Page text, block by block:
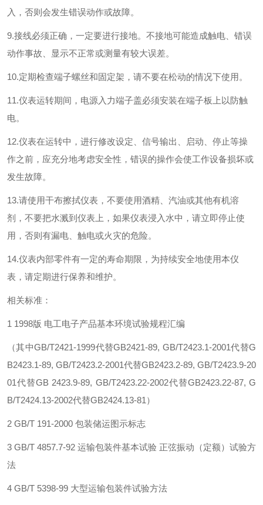
入，否则会发生错误动作或故障。
9.接线必须正确，一定要进行接地。不接地可能造成触电、错误
动作事故、显示不正常或测量有较大误差。
10.定期检查端子螺丝和固定架，请不要在松动的情况下使用。
11.仪表运转期间，电源入力端子盖必须安装在端子板上以防触
电。
12.仪表在运转中，进行修改设定、信号输出、启动、停止等操
作之前，应充分地考虑安全性，错误的操作会使工作设备损坏或
发生故障。
13.请使用干布擦拭仪表，不要使用酒精、汽油或其他有机溶
剂，不要把水溅到仪表上，如果仪表浸入水中，请立即停止使
用，否则有漏电、触电或火灾的危险。
14.仪表内部零件有一定的寿命期限，为持续安全地使用本仪
表，请定期进行保养和维护。
相关标准：
1 1998版 电工电子产品基本环境试验规程汇编
（其中GB/T2421-1999代替GB2421-89, GB/T2423.1-2001代替G
B2423.1-89, GB/T2423.2-2001代替GB2423.2-89, GB/T2423.9-20
01代替GB 2423.9-89, GB/T2423.22-2002代替GB2423.22-87, G
B/T2424.13-2002代替GB2424.13-81）
2 GB/T 191-2000 包装储运图示标志
3 GB/T 4857.7-92 运输包装件基本试验 正弦振动（定额）试验方
法
4 GB/T 5398-99 大型运输包装件试验方法